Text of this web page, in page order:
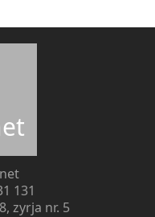
131
zyrja nr. 5